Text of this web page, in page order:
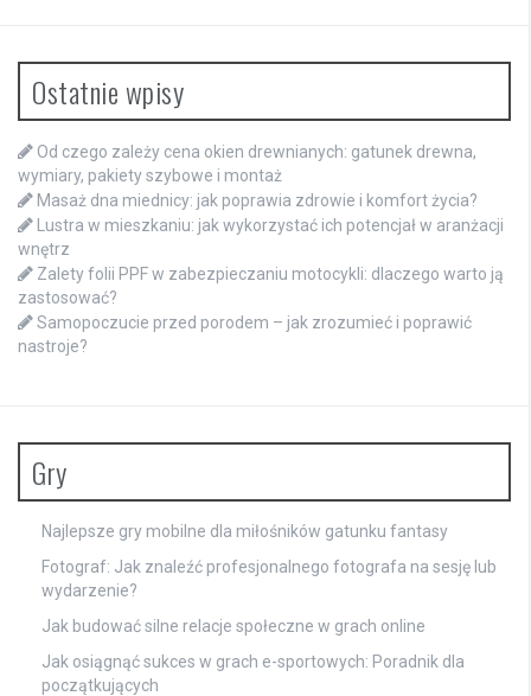
Ostatnie wpisy
Od czego zależy cena okien drewnianych: gatunek drewna,
wymiary, pakiety szybowe i montaż
Masaż dna miednicy: jak poprawia zdrowie i komfort życia?
Lustra w mieszkaniu: jak wykorzystać ich potencjał w aranżacji
wnętrz
Zalety folii PPF w zabezpieczaniu motocykli: dlaczego warto ją
zastosować?
Samopoczucie przed porodem – jak zrozumieć i poprawić
nastroje?
Gry
Najlepsze gry mobilne dla miłośników gatunku fantasy
Fotograf: Jak znaleźć profesjonalnego fotografa na sesję lub
wydarzenie?
Jak budować silne relacje społeczne w grach online
Jak osiągnąć sukces w grach e-sportowych: Poradnik dla
początkujących